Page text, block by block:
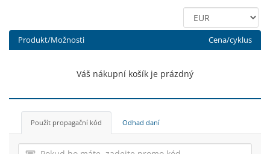
Produkt/Možnosti Cena/cyklus
Váš nákupní košík je prázdný
Použít propagační kód Odhad daní